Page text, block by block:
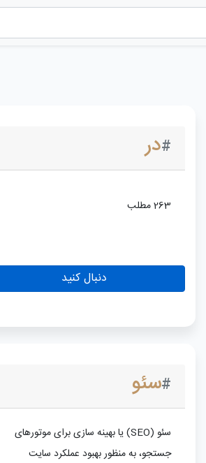
#در
263 مطلب
دنبال کنید
#سئو
سئو (SEO) یا بهینه سازی برای موتورهای
جستجو، به منظور بهبود عملکرد سایت